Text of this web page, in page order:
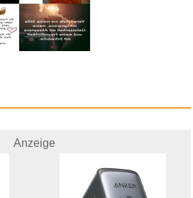
Anzeige
Anzeige